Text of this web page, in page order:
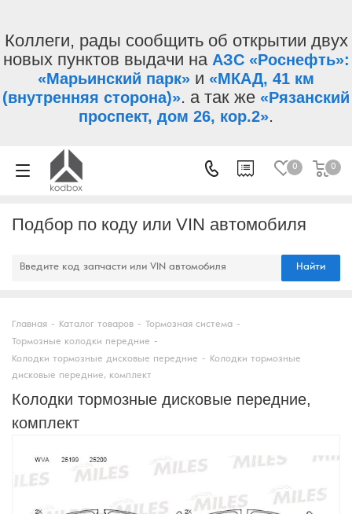
Коллеги, рады сообщить об открытии двух
новых пунктов выдачи на АЗС «Роснефть»:
«Марьинский парк» и «МКАД, 41 км
(внутренняя сторона)». а так же «Рязанский
проспект, дом 26, кор.2».
0 0
Подбор по коду или VIN автомобиля
Найти
Главная - Каталог товаров - Тормозная система -
Тормозные колодки передние -
Колодки тормозные дисковые передние -
Колодки тормозные
дисковые передние, комплект
Колодки тормозные дисковые передние,
комплект